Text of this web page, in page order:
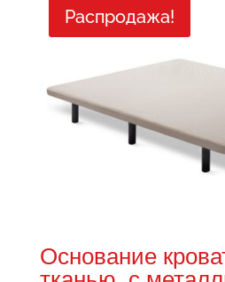
239.00€
Распродажа!
Основание